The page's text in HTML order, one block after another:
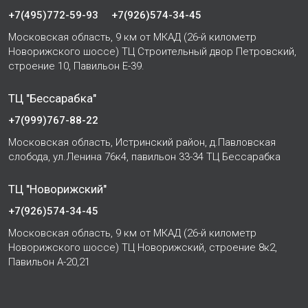
+7(495)772-59-93
+7(926)574-34-45
Московская область, 9 км от МКАД (26-й километр
Новорижского шоссе) ТЦ Строительный двор Петровский,
строение 10, Павильон Е-39.
ТЦ "Бессарабка"
+7(999)767-88-22
Московская область, Истринский район, д.Павловская
слобода, ул.Ленина 76к4, павильон 33-34 ТЦ Бессарабка
ТЦ "Новорижский"
+7(926)574-34-45
Московская область, 9 км от МКАД (26-й километр
Новорижского шоссе) ТЦ Новорижский, строение 8к2,
Павильон А-20,21